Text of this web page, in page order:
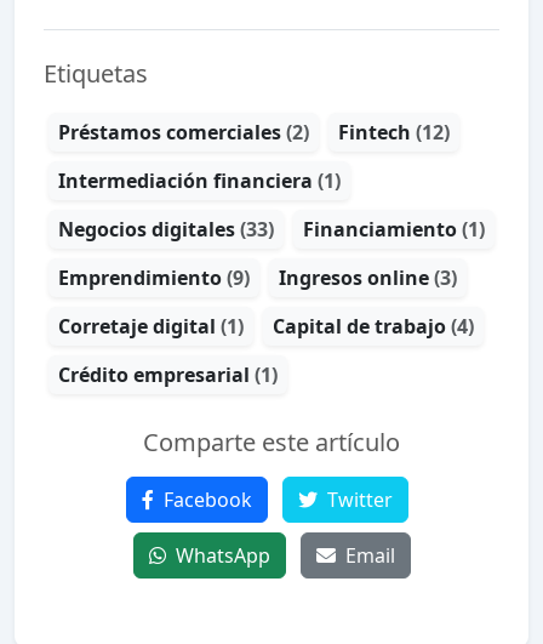
Etiquetas
Préstamos comerciales(2) Fintech (12)
Intermediación financiera (1)
Negocios digitales(33) Financiamiento(1)
Emprendimiento(9) Ingresos online(3)
Corretaje digital (1) Capital de trabajo(4)
Crédito empresarial (1)
Comparte este artículo
Facebook Twitter
WhatsApp Email